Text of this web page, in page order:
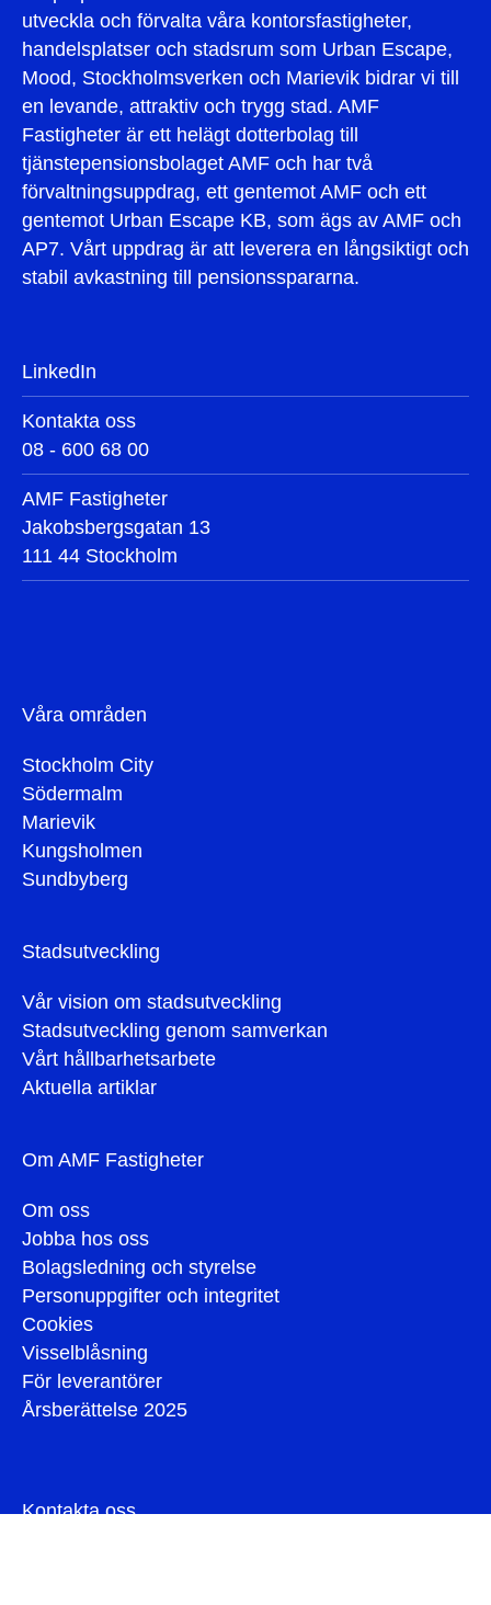
utveckla och förvalta våra kontorsfastigheter,
handelsplatser och stadsrum som Urban Escape,
Mood, Stockholmsverken och Marievik bidrar vi till
en levande, attraktiv och trygg stad. AMF
Fastigheter är ett helägt dotterbolag till
tjänstepensionsbolaget AMF och har två
förvaltningsuppdrag, ett gentemot AMF och ett
gentemot Urban Escape KB, som ägs av AMF och
AP7. Vårt uppdrag är att leverera en långsiktigt och
stabil avkastning till pensionsspararna.
LinkedIn
Kontakta oss
08 - 600 68 00
AMF Fastigheter
Jakobsbergsgatan 13
111 44 Stockholm
Våra områden
Stockholm City
Södermalm
Marievik
Kungsholmen
Sundbyberg
Stadsutveckling
Vår vision om stadsutveckling
Stadsutveckling genom samverkan
Vårt hållbarhetsarbete
Aktuella artiklar
Om AMF Fastigheter
Om oss
Jobba hos oss
Bolagsledning och styrelse
Personuppgifter och integritet
Cookies
Visselblåsning
För leverantörer
Årsberättelse 2025
Kontakta oss